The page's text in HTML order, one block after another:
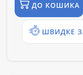
ДО КОШИКА
ШВИДКЕ